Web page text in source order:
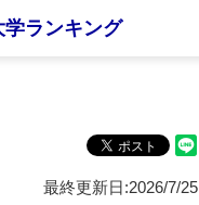
ランキング
最終更新日:2026/7/25